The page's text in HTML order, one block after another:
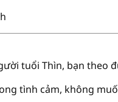
tuổi Thìn, bạn theo
tình cảm, không